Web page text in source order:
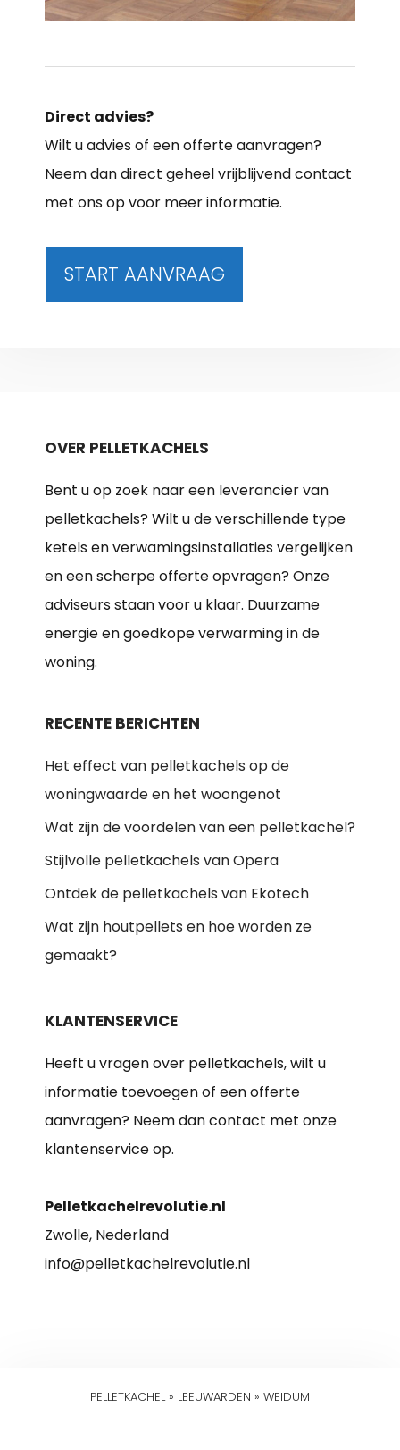
Direct advies?
Wilt u advies of een offerte aanvragen?
Neem dan direct geheel vrijblijvend contact
met ons op voor meer informatie.
START AANVRAAG
OVER PELLETKACHELS
Bent u op zoek naar een leverancier van
pelletkachels? Wilt u de verschillende type
ketels en verwamingsinstallaties vergelijken
en een scherpe offerte opvragen? Onze
adviseurs staan voor u klaar. Duurzame
energie en goedkope verwarming in de
woning.
RECENTE BERICHTEN
Het effect van pelletkachels op de
woningwaarde en het woongenot
Wat zijn de voordelen van een pelletkachel?
Stijlvolle pelletkachels van Opera
Ontdek de pelletkachels van Ekotech
Wat zijn houtpellets en hoe worden ze
gemaakt?
KLANTENSERVICE
Heeft u vragen over pelletkachels, wilt u
informatie toevoegen of een offerte
aanvragen? Neem dan contact met onze
klantenservice op.
Pelletkachelrevolutie.nl
Zwolle, Nederland
info@pelletkachelrevolutie.nl
PELLETKACHEL» LEEUWARDEN » WEIDUM